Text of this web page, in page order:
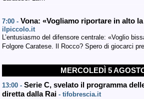
7:00 - Vona: «Vogliamo riportare in alto
ilpiccolo.it
L’entusiasmo del difensore centrale: «Voglio
Folgore Caratese. Il Rocco? Spero di giocarci
MERCOLEDÌ 5
13:00 - Serie C, svelato il programma
diretta dalla Rai - tifobrescia.it